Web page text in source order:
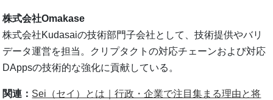
株式会社Omakase
株式会社Kudasaiの技術部門子会社として、技術提供やバリ
データ運営を担当。クリプタクトの対応チェーンおよび対応
DAppsの技術的な強化に貢献している。
関連： Sei（セイ）とは｜行政・企業で注目集まる理由と将